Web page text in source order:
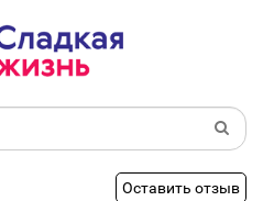
Оставить отзыв